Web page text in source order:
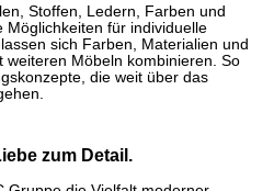
Stoffen, Ledern, Farben und
Möglichkeiten für individuelle
sich Farben, Materialien und
weiteren Möbeln kombinieren. So
die weit über das
zum Detail.